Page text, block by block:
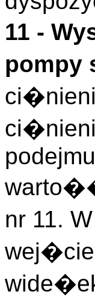
11 -
pompy
nr 11.